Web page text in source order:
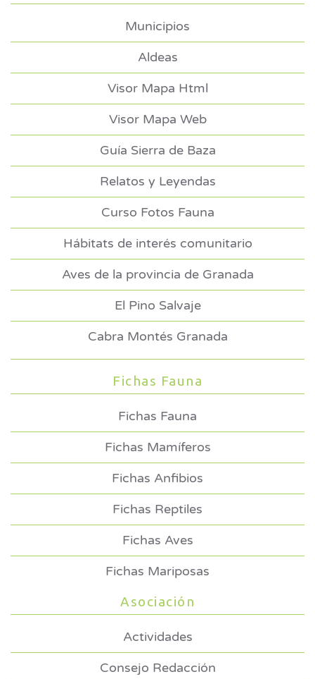
Municipios
Aldeas
Visor Mapa Html
Visor Mapa Web
Guía Sierra de Baza
Relatos y Leyendas
Curso Fotos Fauna
Hábitats de interés comunitario
Aves de la provincia de Granada
El Pino Salvaje
Cabra Montés Granada
Fichas Fauna
Fichas Fauna
Fichas Mamíferos
Fichas Anfibios
Fichas Reptiles
Fichas Aves
Fichas Mariposas
Asociación
Actividades
Consejo Redacción